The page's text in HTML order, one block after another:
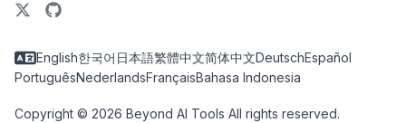
English한국어 日本語繁體中文简体中文DeutschEspañol
PortuguêsNederlandsFrançaisBahasa Indonesia
Copyright © 2026 Beyond AI Tools All rights reserved.